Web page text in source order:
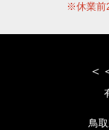
※休業前
＜
鳥